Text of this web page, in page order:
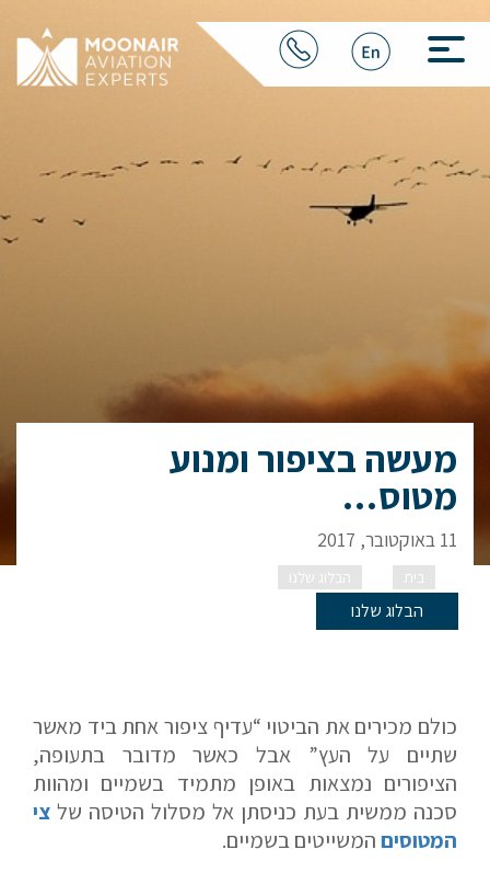
מעשה בציפור ומנוע
מטוס…
11 באוקטובר, 2017
בית הבלוג שלנו
הבלוג שלנו
כולם מכירים את הביטוי “עדיף ציפור אחת ביד מאשר
שתיים על העץ” אבל כאשר מדובר בתעופה,
הציפורים נמצאות באופן מתמיד בשמיים ומהוות
סכנה ממשית בעת כניסתן אל מסלול הטיסה של צי
המטוסיםהמשייטים בשמיים.